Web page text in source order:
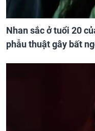
Nhan sắc ở tuổi 20
phẫu thuật gây bất